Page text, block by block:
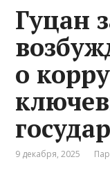
Гуцан
о
9 декабря, 2025